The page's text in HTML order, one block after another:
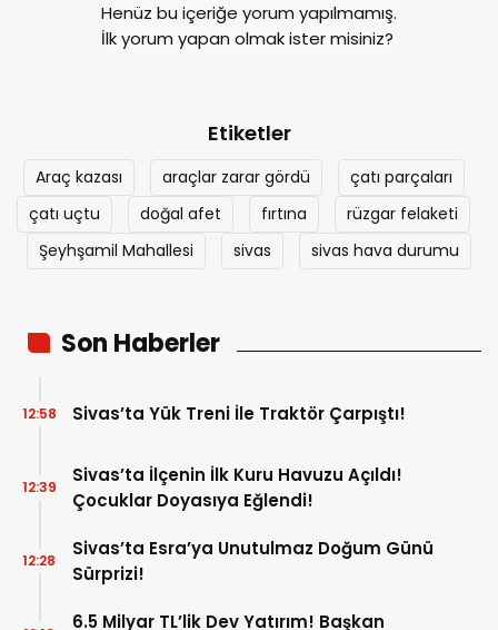
Henüz bu içeriğe yorum yapılmamış.
İlk yorum yapan olmak ister misiniz?
Etiketler
Araç kazası araçlar zarar gördü
çatı parçaları
çatı uçtu
doğal afet fırtına
rüzgar felaketi
Şeyhşamil Mahallesi
sivas sivas hava durumu
Son Haberler
Sivas’ta Yük Treni İle Traktör Çarpıştı!
12:58
Sivas’ta İlçenin İlk Kuru Havuzu Açıldı!
Çocuklar Doyasıya Eğlendi!
12:39
Sivas’ta Esra’ya Unutulmaz Doğum Günü
Sürprizi!
12:28
6.5 Milyar TL’lik Dev Yatırım! Başkan